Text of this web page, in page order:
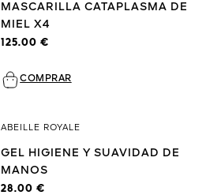
MASCARILLA CATAPLASMA DE
MIEL X4
125.00 €
COMPRAR
ABEILLE ROYALE
GEL HIGIENE Y SUAVIDAD DE
MANOS
28.00 €